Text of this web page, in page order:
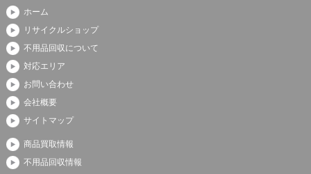
ホーム
リサイクルショップ
不用品回収について
対応エリア
お問い合わせ
会社概要
サイトマップ
商品買取情報
不用品回収情報